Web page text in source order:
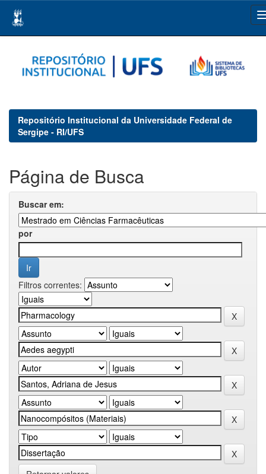
navigation
Repositório Institucional da Universidade Federal de
Sergipe - RI/UFS
Página de Busca
Buscar em:
por
Filtros correntes: